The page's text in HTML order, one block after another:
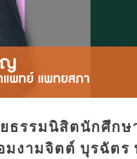
ธรรมนิสิตนักศึกษ
มงามจิตต์ บุรฉัต